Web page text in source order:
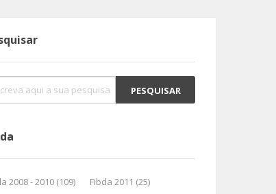
2008 - 2010 (109)
Fibda 2011 (25)